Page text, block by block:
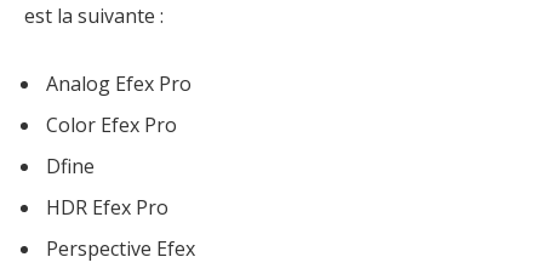
est la suivante :
Analog Efex Pro
Color Efex Pro
Dfine
HDR Efex Pro
Perspective Efex